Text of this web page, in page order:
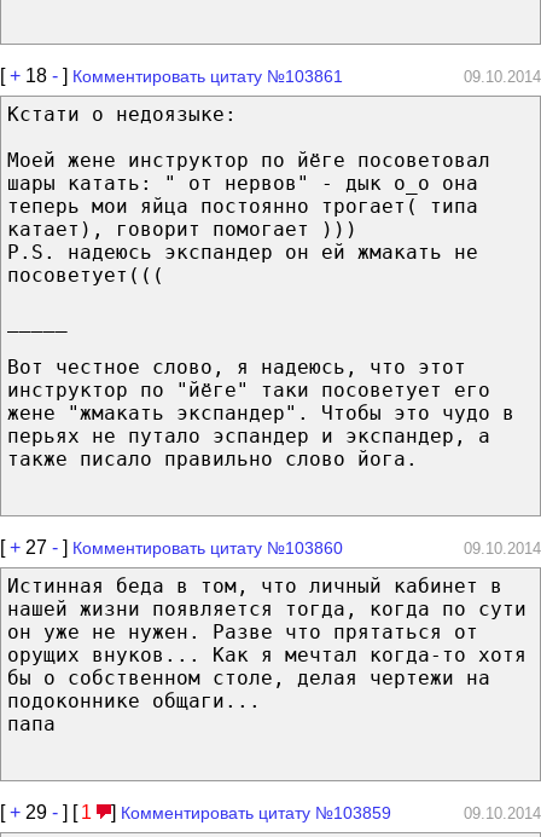
[+ 18 - ] Комментировать цитату №103861 09.10.2014
Кстати о недоязыке:
Моей жене инструктор по йёге посоветовал
шары катать: " от нервов" - дык о_о она
теперь мои яйца постоянно трогает( типа
катает), говорит помогает )))
P.S. надеюсь экспандер он ей жмакать не
посоветует(((
Вот честное слово, я надеюсь, что этот
инструктор по "йёге" таки посоветует его
жене "жмакать экспандер". Чтобы это чудо в
перьях не путало эспандер и экспандер, а
также писало правильно слово йога.
[+ 27 - ] Комментировать цитату №103860 09.10.2014
Истинная беда в том, что личный кабинет в
нашей жизни появляется тогда, когда по сути
он уже не нужен. Разве что прятаться от
орущих внуков... Как я мечтал когда-то хотя
бы о собственном столе, делая чертежи на
подоконнике общаги...
папа
[+ 29 - ] [ 1 ] Комментировать цитату №103859 09.10.2014